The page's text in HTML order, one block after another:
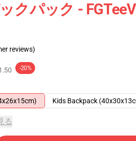
クパック -
reviews)
-20%
Kids Backpack
る